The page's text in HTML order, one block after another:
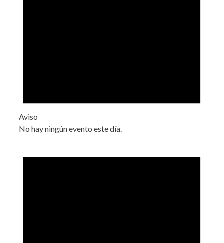
Aviso
No hay ningún evento este día.